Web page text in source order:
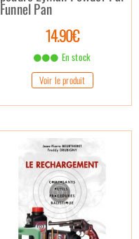
Funnel Pan
14.90€
En stock
Voir le produit